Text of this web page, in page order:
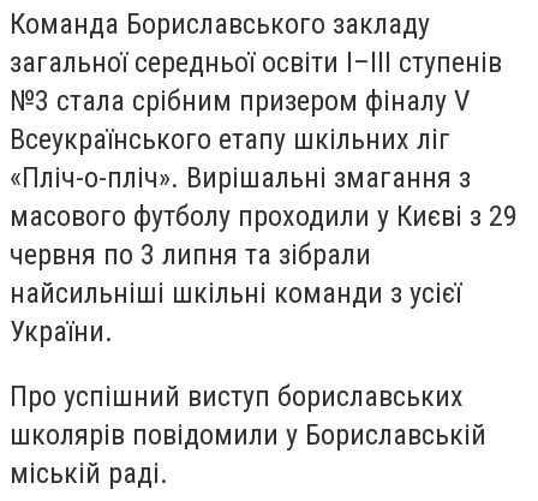
Команда Бориславського закладу
загальної середньої освіти І–ІІІ ступенів
№3 стала срібним призером фіналу V
Всеукраїнського етапу шкільних ліг
«Пліч-о-пліч». Вирішальні змагання з
масового футболу проходили у Києві з 29
червня по 3 липня та зібрали
найсильніші шкільні команди з усієї
України.
Про успішний виступ бориславських
школярів повідомили у Бориславській
міській раді.